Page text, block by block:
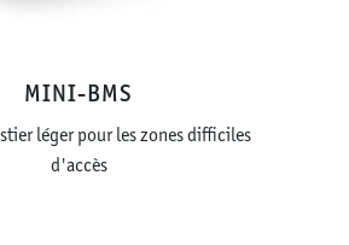
MINI-BMS
léger pour les zones difficiles
d'accès